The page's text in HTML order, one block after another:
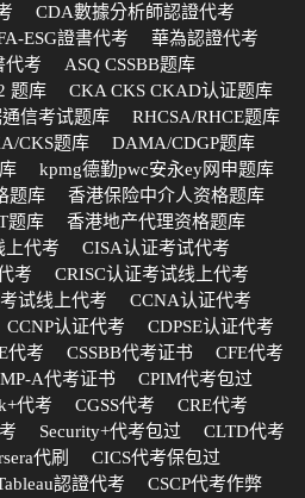
CDA數據分析師認證代考
ESG證書代考
華為認證代考
代考
ASQ CSSBB题库
题库
CKA CKS CKAD认证题库
信考试题库
RHCSA/RHCE题库
CKS题库
DAMA/CDGP题库
kpmg德勤pwc安永ey网申题库
题库
香港保险中介人资格题库
题库
香港地产代理资格题库
上代考
CISA认证考试代考
考
CRISC认证考试线上代考
试线上代考
CCNA认证代考
CCNP认证代考
CDPSE认证代考
代考 CSSBB代考证书
CFE代考
A代考证书
CPIM代考包过
代考 CGSS代考
CRE代考
Security+代考包过
CLTD代考
代刷
CICS代考保包过
認證代考
CSCP代考作弊